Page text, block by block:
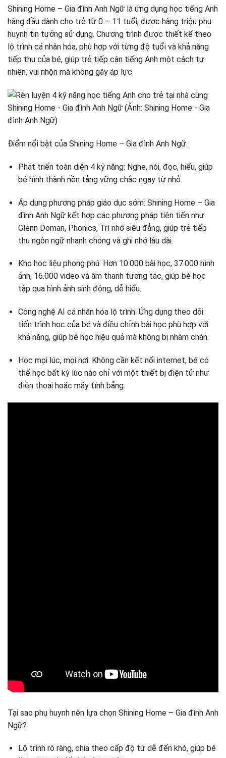
Shining Home – Gia đình Anh Ngữ là ứng dụng học tiếng Anh
hàng đầu dành cho trẻ từ 0 – 11 tuổi, được hàng triệu phụ
huynh tin tưởng sử dụng. Chương trình được thiết kế theo
lộ trình cá nhân hóa, phù hợp với từng độ tuổi và khả năng
tiếp thu của bé, giúp trẻ tiếp cận tiếng Anh một cách tự
nhiên, vui nhộn mà không gây áp lực.
Điểm nổi bật của Shining Home – Gia đình Anh Ngữ:
Phát triển toàn diện 4 kỹ năng: Nghe, nói, đọc, hiểu, giúp
bé hình thành nền tảng vững chắc ngay từ nhỏ.
Áp dụng phương pháp giáo dục sớm: Shining Home – Gia
đình Anh Ngữ kết hợp các phương pháp tiên tiến như
Glenn Doman, Phonics, Trí nhớ siêu đẳng, giúp trẻ tiếp
thu ngôn ngữ nhanh chóng và ghi nhớ lâu dài.
Kho học liệu phong phú: Hơn 10.000 bài học, 37.000 hình
ảnh, 16.000 video và âm thanh tương tác, giúp bé học
tập qua hình ảnh sinh động, dễ hiểu.
Công nghệ AI cá nhân hóa lộ trình: Ứng dụng theo dõi
tiến trình học của bé và điều chỉnh bài học phù hợp với
khả năng, giúp bé học hiệu quả mà không bị nhàm chán.
Học mọi lúc, mọi nơi: Không cần kết nối internet, bé có
thể học bất kỳ lúc nào chỉ với một thiết bị điện tử như
điện thoại hoặc máy tính bảng.
Tại sao phụ huynh nên lựa chọn Shining Home – Gia đình Anh
Ngữ?
Lộ trình rõ ràng, chia theo cấp độ từ dễ đến khó, giúp bé